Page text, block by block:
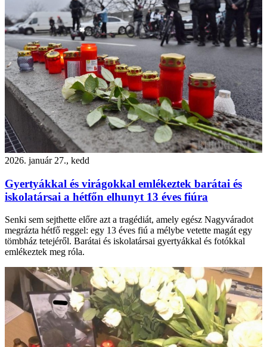
2026. január 27., kedd
Gyertyákkal és virágokkal emlékeztek barátai és
iskolatársai a hétfőn elhunyt 13 éves fiúra
Senki sem sejthette előre azt a tragédiát, amely egész Nagyváradot
megrázta hétfő reggel: egy 13 éves fiú a mélybe vetette magát egy
tömbház tetejéről. Barátai és iskolatársai gyertyákkal és fotókkal
emlékeztek meg róla.